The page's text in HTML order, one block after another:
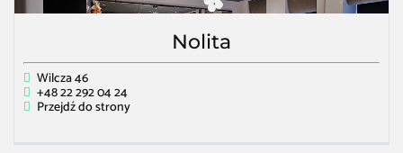
Nolita
Wilcza 46
+48 22 292 04 24
Przejdź do strony